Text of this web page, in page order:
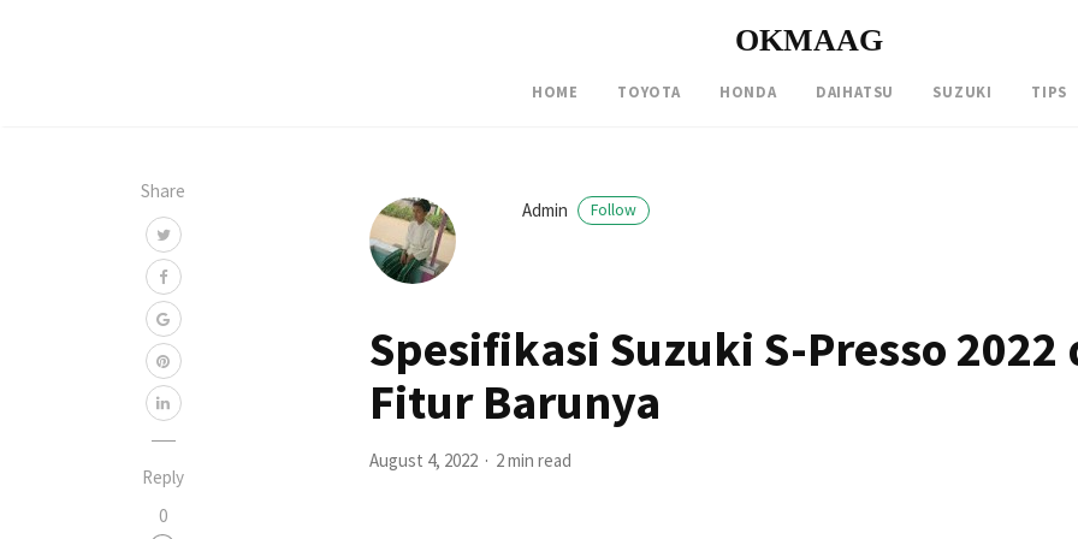
OKMAAG
HOME TOYOTA HONDA DAIHATSU SUZUKI TIPS
Share
Reply
0
Admin Follow
Spesifikasi Suzuki S-Presso 2022
Fitur Barunya
August 4, 2022 2 min read